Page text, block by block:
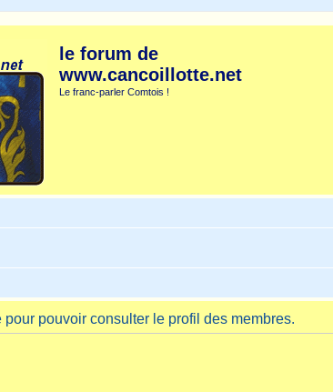
le forum de
www.cancoillotte.net
Le franc-parler Comtois !
pouvoir consulter le profil des membres.